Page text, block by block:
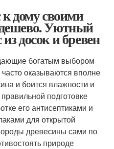
к дому своими
Уютный
досок и бревен
богатым выбором
оказываются вполне
и боится влажности и
подготовке
его антисептиками и
для открытой
древесины сами по
природе